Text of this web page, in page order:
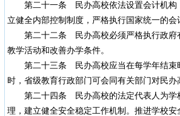
第二十一条 民办高校依法设置会计机构，
立健全内部控制制度，严格执行国家统一的会
第二十二条 民办高校必须严格执行政府有
教学活动和改善办学条件。
第二十三条 民办高校应当在每学年结束时
时，省级教育行政部门可会同有关部门对民办
第二十四条 民办高校的法定代表人为学校
理，建立健全安全稳定工作机制。推进学校